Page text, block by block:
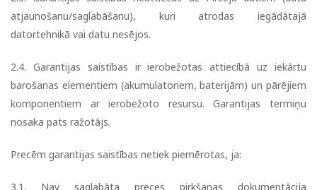
atjaunošanu/saglabāšanu), kuri atrodas iegādātajā
datortehnikā vai datu nesējos.
2.4. Garantijas saistības ir ierobežotas attiecībā uz iekārtu
barošanas elementiem (akumulatoriem, baterijām) un pārējiem
komponentiem ar ierobežoto resursu. Garantijas termiņu
nosaka pats ražotājs.
Precēm garantijas saistības netiek piemērotas, ja:
3.1. Nav saglabāta preces pirkšanas dokumentācija